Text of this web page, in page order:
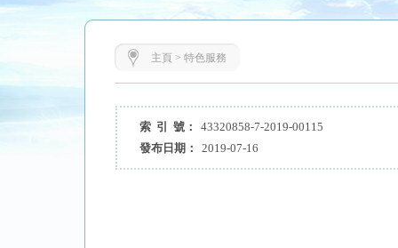
主頁 > 特色服務
索 引 號：
43320858-7-2019-00115
發布日期：
2019-07-16